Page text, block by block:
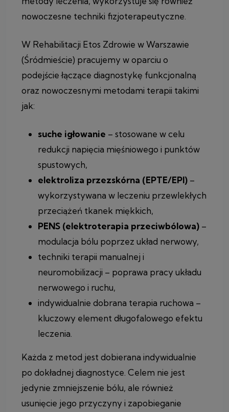
nowoczesne techniki fizjoterapeutyczne.
W Rehabilitacji Etos Zdrowie w Warszawie
(Śródmieście) pracujemy w oparciu o
podejście łączące diagnostykę funkcjonalną
oraz nowoczesnymi metodami terapii takimi
jak:
suche igłowanie – stosowane w celu
redukcji napięcia mięśniowego i punktów
spustowych,
elektroliza przezskórna (EPTE/EPI) –
wykorzystywana w leczeniu przewlekłych
przeciążeń tkanek miękkich,
PENS (elektroterapia przeciwbólowa) –
modulacja bólu poprzez układ nerwowy,
techniki terapii manualnej i
neuromobilizacji – poprawa pracy układu
nerwowego i ruchu,
indywidualnie dobrana terapia ruchowa –
kluczowy element długofalowego efektu
leczenia.
Każda z metod jest dobierana indywidualnie
po dokładnej diagnostyce. Celem nie jest
jedynie zmniejszenie bólu, ale również
usunięcie jego przyczyny i zapobieganie